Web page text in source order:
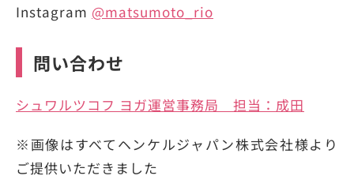
Instagram @matsumoto_rio
問い合わせ
シュワルツコフ ヨガ運営事務局 担当：成田
※画像はすべてヘンケルジャパン株式会社様より
ご提供いただきました